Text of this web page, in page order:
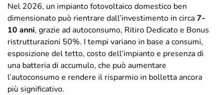
Nel 2026, un impianto fotovoltaico domestico ben
dimensionato può rientrare dall’investimento in circa7-
10 anni, grazie ad autoconsumo, Ritiro Dedicato e Bonus
ristrutturazioni 50%. I tempi variano in base a consumi,
esposizione del tetto, costo dell’impianto e presenza di
una batteria di accumulo, che può aumentare
l’autoconsumo e rendere il risparmio in bolletta ancora
più significativo.